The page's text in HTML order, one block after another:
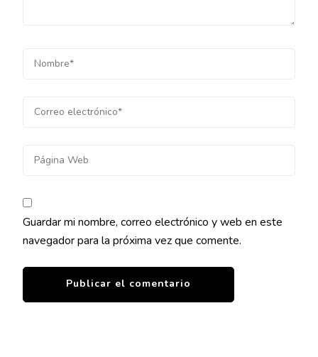
Guardar mi nombre, correo electrónico y web en este
navegador para la próxima vez que comente.